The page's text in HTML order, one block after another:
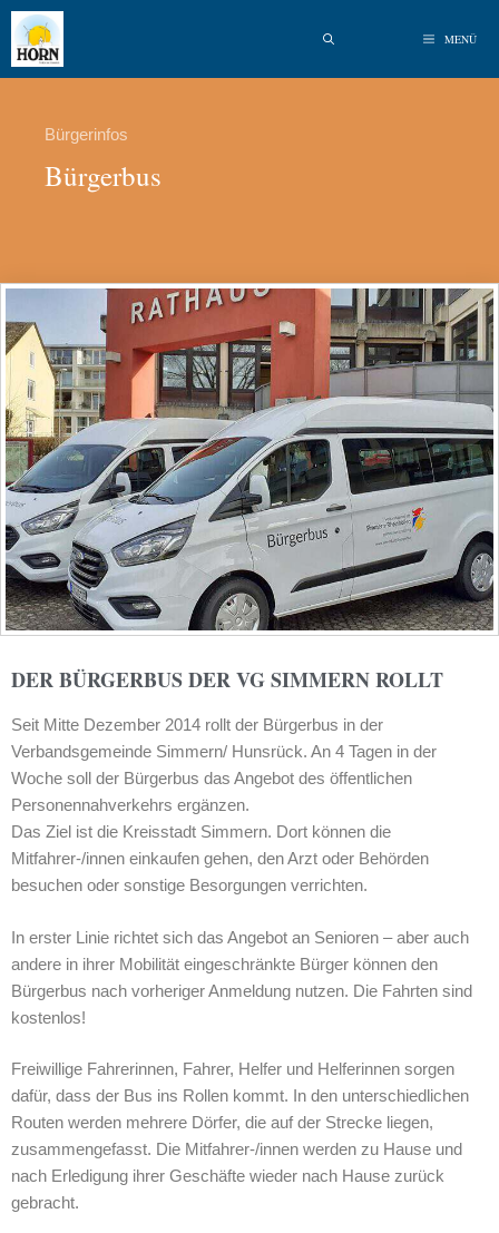
MENÜ
Bürgerinfos
Bürgerbus
DER BÜRGERBUS DER VG SIMMERN ROLLT
Seit Mitte Dezember 2014 rollt der Bürgerbus in der
Verbandsgemeinde Simmern/ Hunsrück. An 4 Tagen in der
Woche soll der Bürgerbus das Angebot des öffentlichen
Personennahverkehrs ergänzen.
Das Ziel ist die Kreisstadt Simmern. Dort können die
Mitfahrer-/innen einkaufen gehen, den Arzt oder Behörden
besuchen oder sonstige Besorgungen verrichten.
In erster Linie richtet sich das Angebot an Senioren – aber auch
andere in ihrer Mobilität eingeschränkte Bürger können den
Bürgerbus nach vorheriger Anmeldung nutzen. Die Fahrten sind
kostenlos!
Freiwillige Fahrerinnen, Fahrer, Helfer und Helferinnen sorgen
dafür, dass der Bus ins Rollen kommt. In den unterschiedlichen
Routen werden mehrere Dörfer, die auf der Strecke liegen,
zusammengefasst. Die Mitfahrer-/innen werden zu Hause und
nach Erledigung ihrer Geschäfte wieder nach Hause zurück
gebracht.